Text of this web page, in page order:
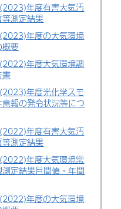
年度有害大気汚
測定結果
年度の大気環境
概要
年度大気環境調
書
年度光化学スモ
意報の発令状況等につ
年度有害大気汚
測定結果
年度大気環境常
測定結果月間値・年間
年度の大気環境